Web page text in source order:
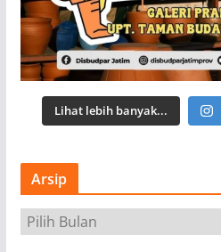
Lihat lebih banyak...
Arsip
r